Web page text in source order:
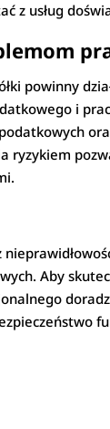
z usług
powinny
i
Aby